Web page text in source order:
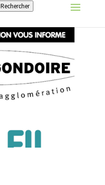
Rechercher